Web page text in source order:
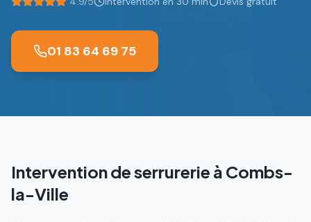
01 83 64 69 75
Intervention de serrurerie à Combs-
la-Ville